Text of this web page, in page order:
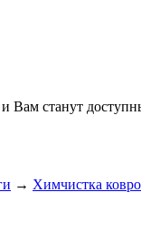
и Вам станут
→ Химчистка